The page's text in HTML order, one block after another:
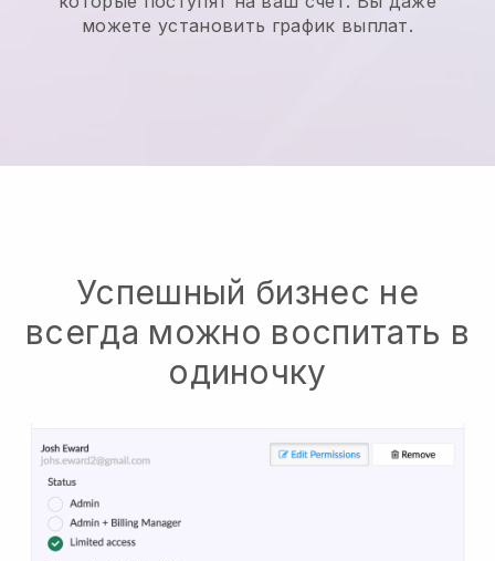
можете установить график выплат.
Успешный бизнес не
всегда можно воспитать в
одиночку